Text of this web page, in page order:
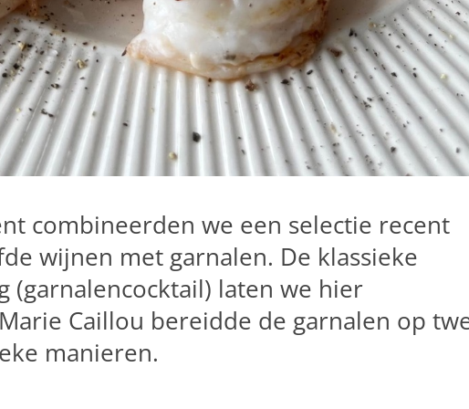
combineerden we een selectie recent
wijnen met garnalen. De klassieke
(garnalencocktail) laten we hier
Caillou bereidde de garnalen op
manieren.